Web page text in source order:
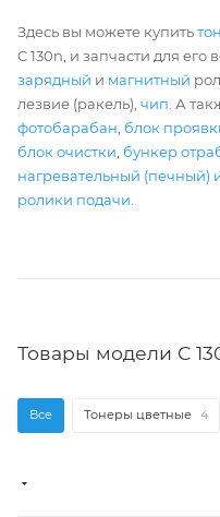
Здесь вы можете купить
C 130n, и запчасти для его
зарядный и магнитный
лезвие (ракель), чип . А
фотобарабан блок
блок очистки бункер
нагревательный
ролики подачи
Товары модели C
Все Тонеры цветные 4